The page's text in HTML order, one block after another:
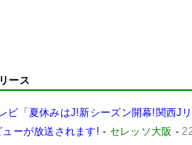
ース
ビ「夏休みはJ!新シーズン開幕!関西J
ーが放送されます! - セレッソ大阪 -